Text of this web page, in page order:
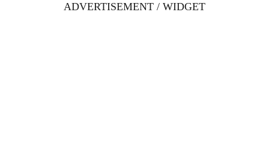
ADVERTISEMENT / WIDGET